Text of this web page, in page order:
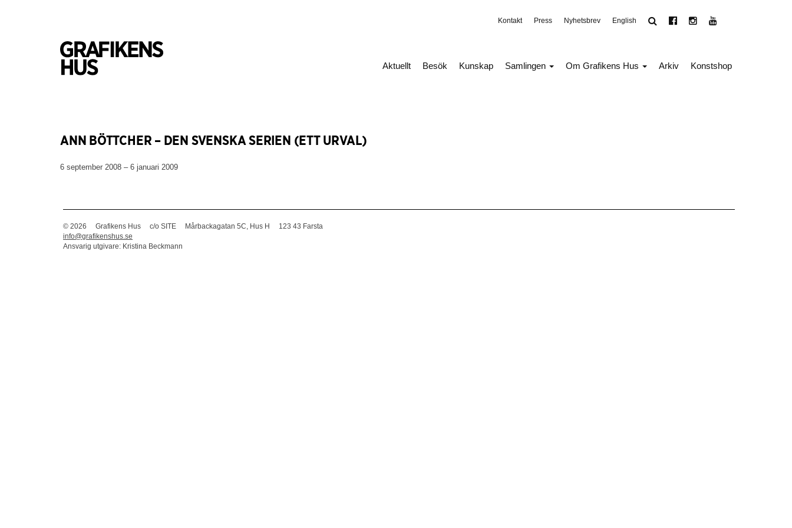
Nyhetsbrev English
Kontakt Press
Aktuellt Besök Kunskap Samlingen Om Grafikens Hus Arkiv Konstshop
ANN BÖTTCHER – DEN SVENSKA SERIEN (ETT URVAL)
6 september 2008 – 6 januari 2009
© 2026 Grafikens Hus c/o SITE Mårbackagatan 5C, Hus H
123 43 Farsta
info@grafikenshus.se
Ansvarig utgivare: Kristina Beckmann